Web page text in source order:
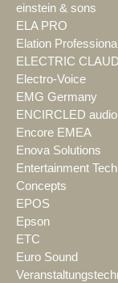
einstein & sons
ELA PRO
Elation
ELECTRIC
Electro-Voice
EMG Germany
ENCIRCLED
Encore EMEA
Enova Solutions
Entertainment
Concepts
EPOS
Epson
ETC
Euro Sound